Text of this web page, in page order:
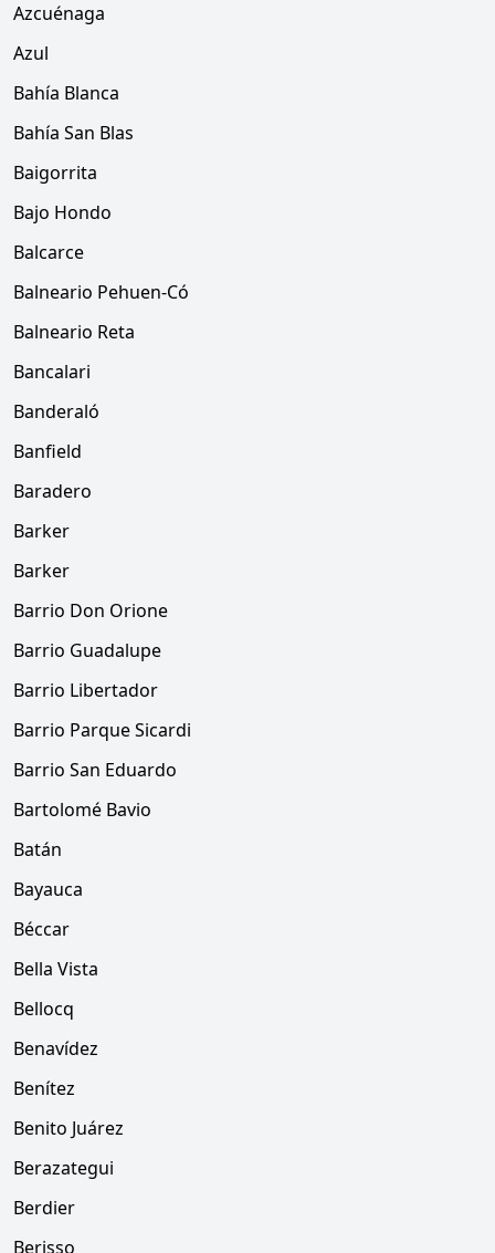
Azcuénaga
Azul
Bahía Blanca
Bahía San Blas
Baigorrita
Bajo Hondo
Balcarce
Balneario Pehuen-Có
Balneario Reta
Bancalari
Banderaló
Banfield
Baradero
Barker
Barker
Barrio Don Orione
Barrio Guadalupe
Barrio Libertador
Barrio Parque Sicardi
Barrio San Eduardo
Bartolomé Bavio
Batán
Bayauca
Béccar
Bella Vista
Bellocq
Benavídez
Benítez
Benito Juárez
Berazategui
Berdier
Berisso